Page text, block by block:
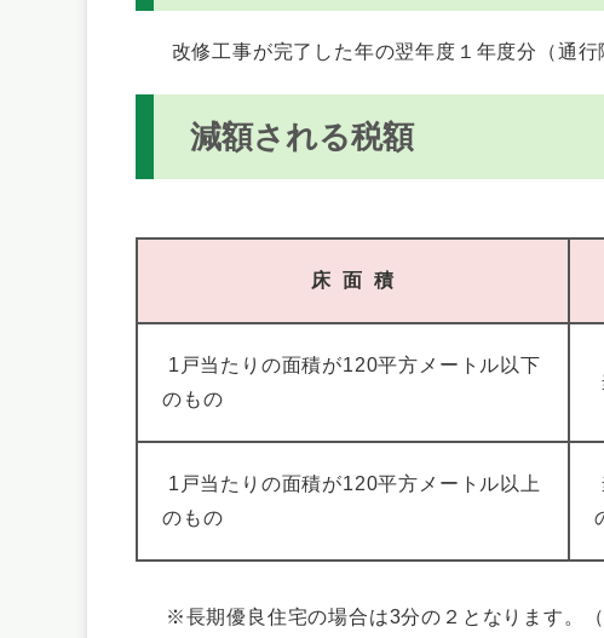
改修工事が完了した年の翌年度１年度分（通
減額される税額
床 面 積
1戸当たりの面積が120平方メートル以下
のもの
1戸当たりの面積が120平方メートル以上
のもの
※長期優良住宅の場合は3分の２となります。